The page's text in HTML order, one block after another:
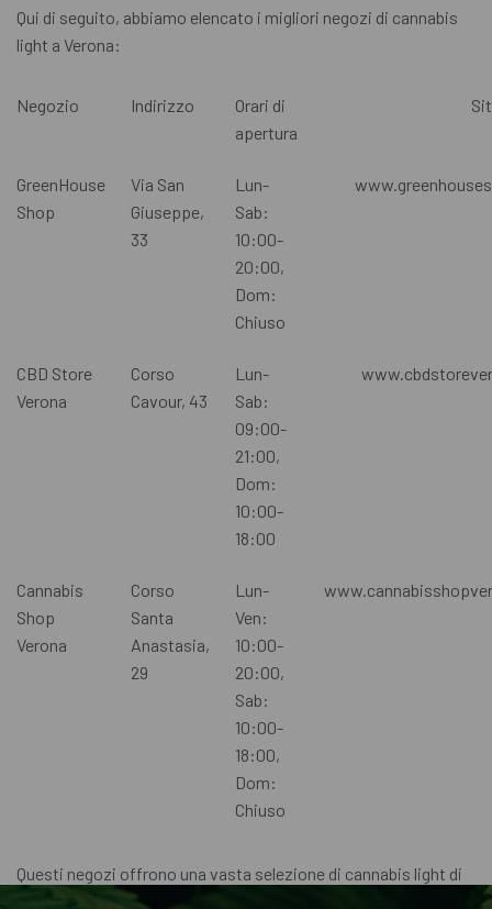
Qui di seguito, abbiamo elencato i migliori negozi di cannabis
light a Verona:
Negozio Indirizzo
Orari di
apertura
GreenHouse
Shop
Via San
Giuseppe,
33
Lun-
Sab:
10:00-
20:00,
Dom:
Chiuso
CBD Store
Verona
Corso
Cavour, 43
Lun-
Sab:
09:00-
21:00,
Dom:
10:00-
18:00
Cannabis
Shop
Verona
Corso
Santa
Anastasia,
29
Lun-
Ven:
10:00-
20:00,
Sab:
10:00-
18:00,
Dom:
Chiuso
Questi negozi offrono una vasta selezione di cannabis light di
alta qualità a prezzi accessibili. Inoltre, il personale esperto e